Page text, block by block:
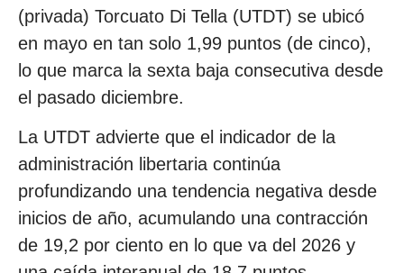
(privada) Torcuato Di Tella (UTDT) se ubicó
en mayo en tan solo 1,99 puntos (de cinco),
lo que marca la sexta baja consecutiva desde
el pasado diciembre.
La UTDT advierte que el indicador de la
administración libertaria continúa
profundizando una tendencia negativa desde
inicios de año, acumulando una contracción
de 19,2 por ciento en lo que va del 2026 y